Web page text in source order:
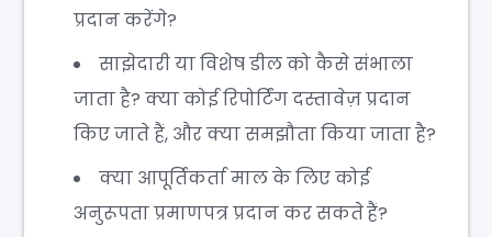
प्रदान करेंगे?
साझेदारी या विशेष डील को कैसे संभाला
जाता है? क्या कोई रिपोर्टिंग दस्तावेज़ प्रदान
किए जाते हैं, और क्या समझौता किया जाता है?
क्या आपूर्तिकर्ता माल के लिए कोई
अनुरूपता प्रमाणपत्र प्रदान कर सकते हैं?